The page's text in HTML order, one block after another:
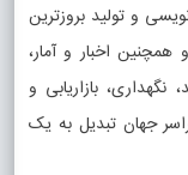
و تولید بروزترین
همچنین اخبار و آمار،
نگهداری، بازاریابی و
جهان تبدیل به یک